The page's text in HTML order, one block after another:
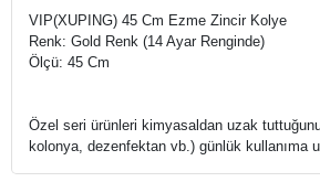
VIP(XUPING) 45 Cm Ezme Zincir Kolye
Renk: Gold Renk (14 Ayar Renginde)
Ölçü: 45 Cm
Özel seri ürünleri kimyasaldan uzak
kolonya, dezenfektan vb.) günlük kullanıma